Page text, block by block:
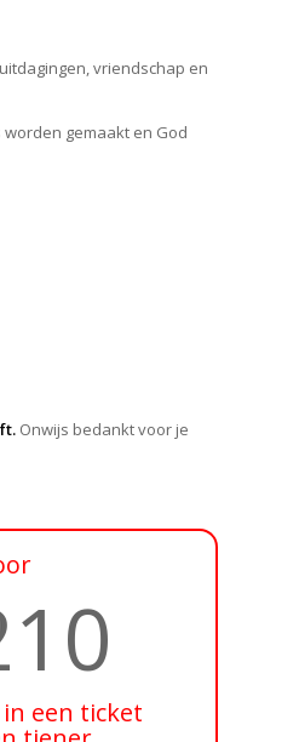
vriendschap en
gemaakt en God
Onwijs bedankt voor je
een ticket